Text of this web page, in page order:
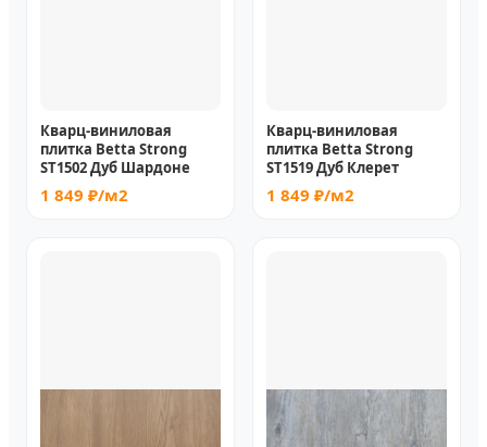
Кварц-виниловая
плитка Betta Strong
ST1502 Дуб Шардоне
1 849 ₽/м2
Кварц-виниловая
плитка Betta Strong
ST1519 Дуб Клерет
1 849 ₽/м2